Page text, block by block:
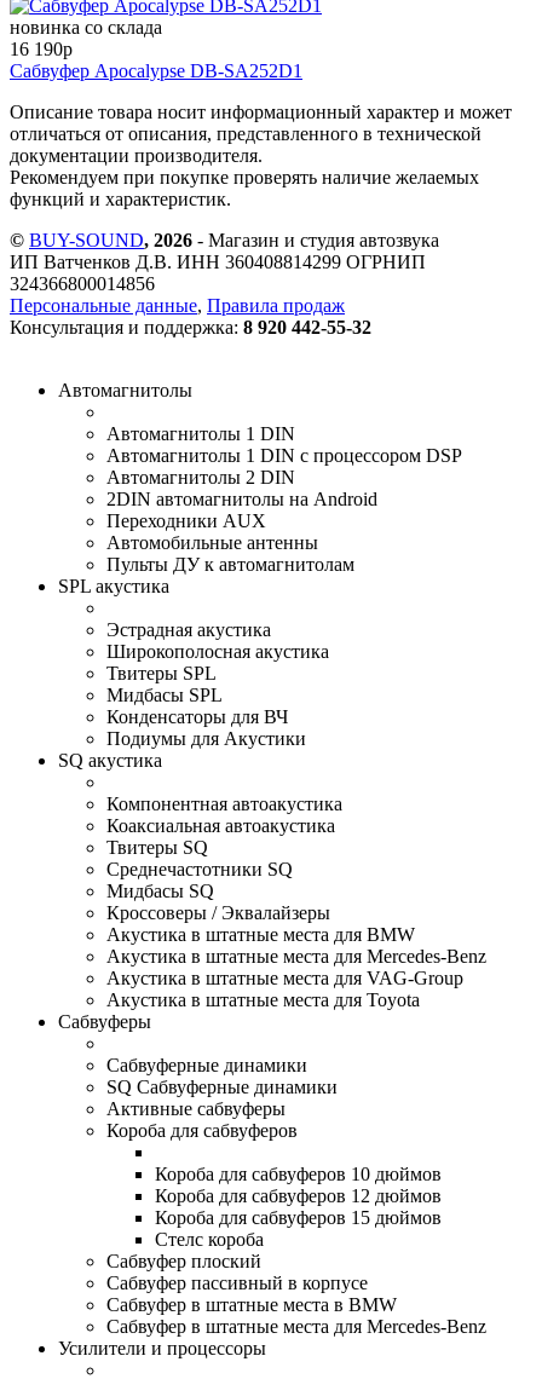
новинка со склада
16 190p
Сабвуфер Apocalypse DB-SA252D1
Описание товара носит информационный характер и может
отличаться от описания, представленного в технической
документации производителя.
Рекомендуем при покупке проверять наличие желаемых
функций и характеристик.
© BUY-SOUND, 2026 - Магазин и студия автозвука
ИП Ватченков Д.В. ИНН 360408814299 ОГРНИП
324366800014856
Персональные данные, Правила продаж
Консультация и поддержка: 8 920 442-55-32
Автомагнитолы
Автомагнитолы 1 DIN
Автомагнитолы 1 DIN с процессором DSP
Автомагнитолы 2 DIN
2DIN автомагнитолы на Android
Переходники AUX
Автомобильные антенны
Пульты ДУ к автомагнитолам
SPL акустика
Эстрадная акустика
Широкополосная акустика
Твитеры SPL
Мидбасы SPL
Конденсаторы для ВЧ
Подиумы для Акустики
SQ акустика
Компонентная автоакустика
Коаксиальная автоакустика
Твитеры SQ
Среднечастотники SQ
Мидбасы SQ
Кроссоверы / Эквалайзеры
Акустика в штатные места для BMW
Акустика в штатные места для Mercedes-Benz
Акустика в штатные места для VAG-Group
Акустика в штатные места для Toyota
Сабвуферы
Сабвуферные динамики
SQ Сабвуферные динамики
Активные сабвуферы
Короба для сабвуферов
Короба для сабвуферов 10 дюймов
Короба для сабвуферов 12 дюймов
Короба для сабвуферов 15 дюймов
Стелс короба
Cабвуфер плоский
Сабвуфер пассивный в корпусе
Сабвуфер в штатные места в BMW
Сабвуфер в штатные места для Mercedes-Benz
Усилители и процессоры